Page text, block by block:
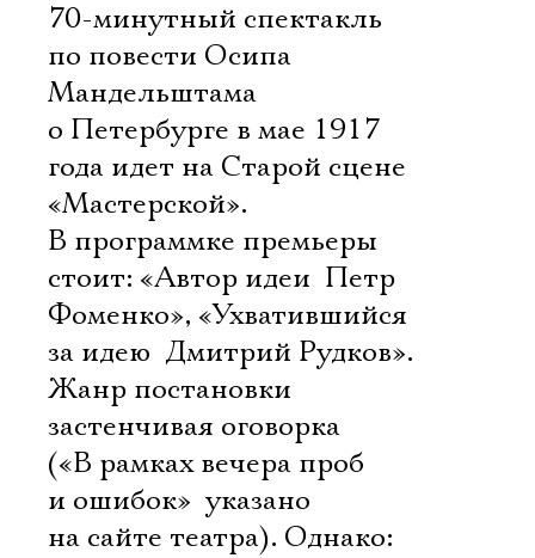
70-минутный спектакль
по повести Осипа
Мандельштама
о Петербурге в мае 1917
года идет на Старой сцене
«Мастерской».
В программке премьеры
стоит: «Автор идеи  Петр
Фоменко», «Ухватившийся
за идею  Дмитрий Рудков».
Жанр постановки 
застенчивая оговорка
(«В рамках вечера проб
и ошибок»  указано
на сайте театра). Однако: